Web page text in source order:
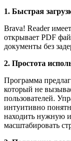
1. Быстрая
Brava! Reader
открывает PDF
документы без
2. Простота
Программа
который не
пользователей.
интуитивно
находить нужную
масштабировать